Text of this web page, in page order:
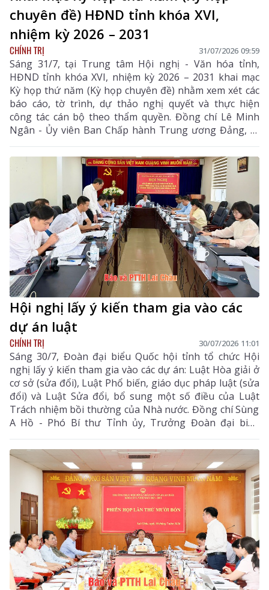
chuyên đề) HĐND tỉnh khóa XVI,
nhiệm kỳ 2026 – 2031
CHÍNH TRỊ 31/07/2026 09:59
Sáng 31/7, tại Trung tâm Hội nghị - Văn hóa tỉnh,
HĐND tỉnh khóa XVI, nhiệm kỳ 2026 – 2031 khai mạc
Kỳ họp thứ năm (Kỳ họp chuyên đề) nhằm xem xét các
báo cáo, tờ trình, dự thảo nghị quyết và thực hiện
công tác cán bộ theo thẩm quyền. Đồng chí Lê Minh
Ngân - Ủy viên Ban Chấp hành Trung ương Đảng, Bí
thư Tỉnh uỷ, Chủ tịch HĐND tỉnh chủ toạ kỳ họp. Cùng
điều hành nội dung kỳ họp có đồng chí Tẩn Thị Quế -
Uỷ viên Ban Thường vụ Tỉnh uỷ, Phó Chủ tịch Thường
trực HĐND tỉnh.
Hội nghị lấy ý kiến tham gia vào các
dự án luật
CHÍNH TRỊ 30/07/2026 11:01
Sáng 30/7, Đoàn đại biểu Quốc hội tỉnh tổ chức Hội
nghị lấy ý kiến tham gia vào các dự án: Luật Hòa giải ở
cơ sở (sửa đổi), Luật Phổ biến, giáo dục pháp luật (sửa
đổi) và Luật Sửa đổi, bổ sung một số điều của Luật
Trách nhiệm bồi thường của Nhà nước. Đồng chí Sùng
A Hồ - Phó Bí thư Tỉnh ủy, Trưởng Đoàn đại biểu
Quốc hội tỉnh chủ trì hội nghị.